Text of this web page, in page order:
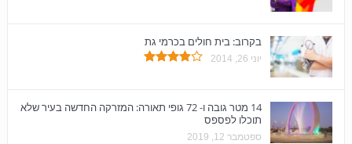
בקרוב: בית חולים בכרמי גת
יוני 26, 2014
14 מטר גובה ו- 72 גופי תאורה: המזרקה החדשה בעיר שלא
תוכלו לפספס
ספטמבר 12, 2019